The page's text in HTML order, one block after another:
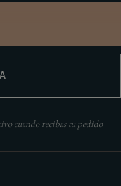
cuando recibas tu pedido